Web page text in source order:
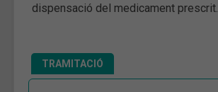
dispensació del medicament prescrit.
TRAMITACIÓ